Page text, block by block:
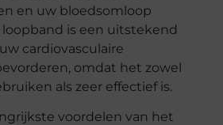
en uw bloedsomloop
is een uitstekend
cardiovasculaire
omdat het zowel
als zeer effectief is.
voordelen van het